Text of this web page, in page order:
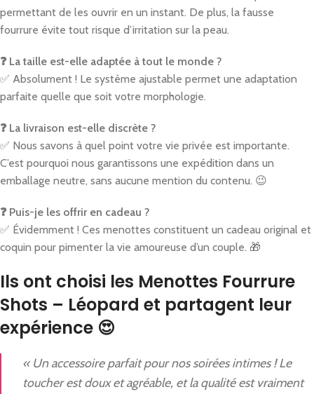
permettant de les ouvrir en un instant. De plus, la fausse
fourrure évite tout risque d’irritation sur la peau.
❓ La taille est-elle adaptée à tout le monde ?
✅ Absolument ! Le système ajustable permet une adaptation
parfaite quelle que soit votre morphologie.
❓ La livraison est-elle discrète ?
✅ Nous savons à quel point votre vie privée est importante.
C’est pourquoi nous garantissons une expédition dans un
emballage neutre, sans aucune mention du contenu. 😉
❓ Puis-je les offrir en cadeau ?
✅ Évidemment ! Ces menottes constituent un cadeau original et
coquin pour pimenter la vie amoureuse d’un couple. 🎁
Ils ont choisi les Menottes Fourrure
Shots – Léopard et partagent leur
expérience 😍
« Un accessoire parfait pour nos soirées intimes ! Le
toucher est doux et agréable, et la qualité est vraiment